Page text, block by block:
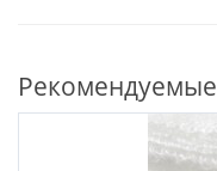
Рекомендуемые